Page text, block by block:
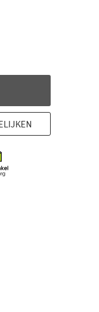
hier de
hier! Opent in